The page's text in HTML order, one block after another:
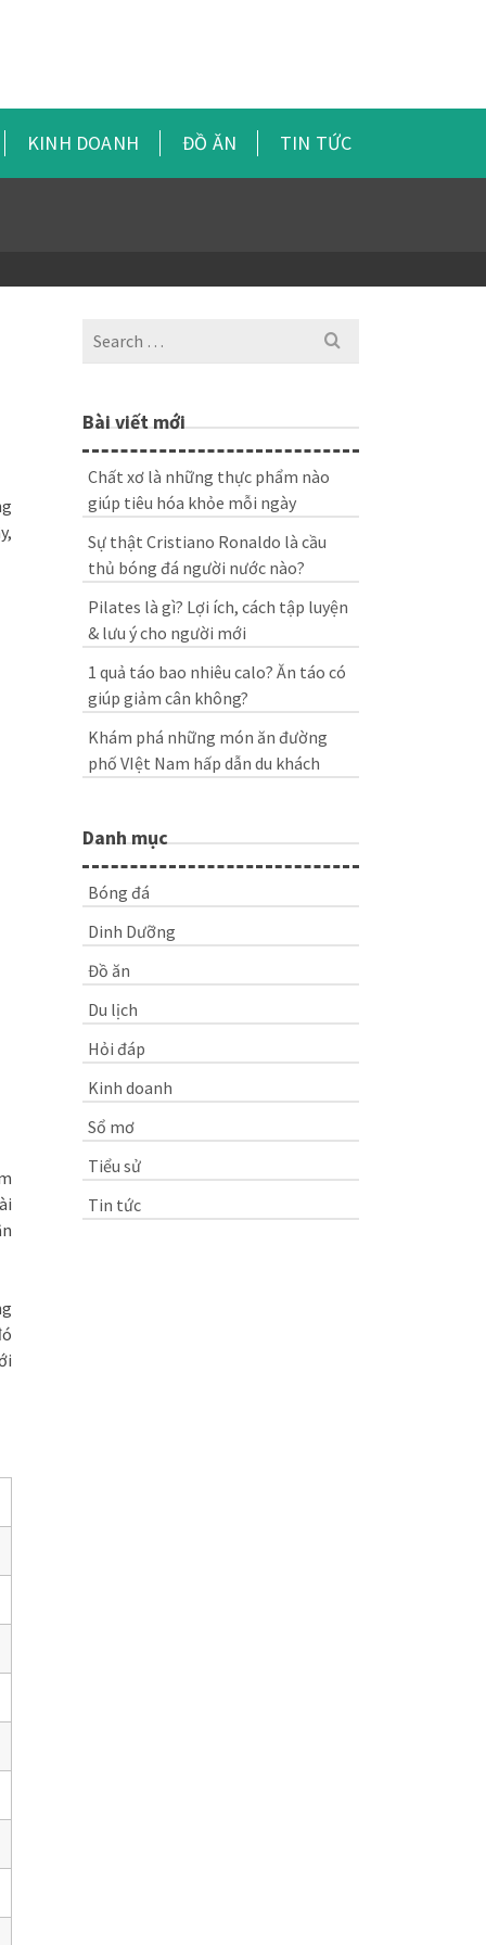
KINH DOANH ĐỒ ĂN TIN TỨC
Search
Bài viết mới
Chất xơ là những thực phẩm nào
giúp tiêu hóa khỏe mỗi ngày
Sự thật Cristiano Ronaldo là cầu
thủ bóng đá người nước nào?
Pilates là gì? Lợi ích, cách tập luyện
& lưu ý cho người mới
1 quả táo bao nhiêu calo? Ăn táo có
giúp giảm cân không?
Khám phá những món ăn đường
phố VIệt Nam hấp dẫn du khách
Danh mục
Bóng đá
Dinh Dưỡng
Đồ ăn
Du lịch
Hỏi đáp
Kinh doanh
Sổ mơ
Tiểu sử
Tin tức